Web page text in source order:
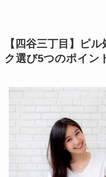
【四谷三丁目】ピ
ク選び5つのポイン